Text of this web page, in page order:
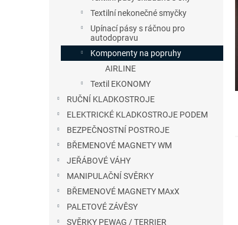
Textilní nekonečné smyčky
Upínací pásy s ráčnou pro
autodopravu
Komponenty na popruhy
AIRLINE
Textil EKONOMY
RUČNÍ KLADKOSTROJE
ELEKTRICKÉ KLADKOSTROJE PODEM
BEZPEČNOSTNÍ POSTROJE
BŘEMENOVÉ MAGNETY WM
JEŘÁBOVÉ VÁHY
MANIPULAČNÍ SVĚRKY
BŘEMENOVÉ MAGNETY MAxX
PALETOVÉ ZÁVĚSY
SVĚRKY PEWAG / TERRIER